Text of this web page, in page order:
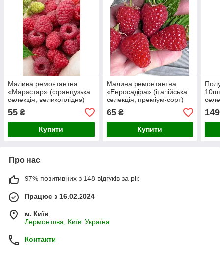
Малина ремонтантна
«Марастар» (французька
селекція, великоплідна)
55 ₴
Купити
Малина ремонтантна
«Енросадіра» (італійська
селекція, преміум-сорт)
65₴
Купити
149
Про нас
97% позитивних з 148 відгуків за рік
Працює з 16.02.2024
м. Київ
Лермонтова, Київ, Україна
Контакти